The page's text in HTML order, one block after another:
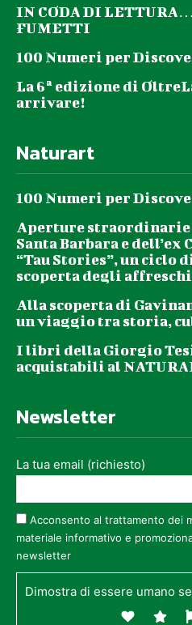
IN CODA DI
FUMETTI
100 Numeri per
La 6ª edizione di
arrivare!
Naturart
100 Numeri per
Aperture straordinarie
Santa Barbara e dell’ex
“Tau Stories”, un ciclo
scoperta degli
Alla scoperta di
un viaggio tra storia,
I libri della Giorgio
acquistabili al
Newsletter
La tua email (richiesto)
Acconsento al trattamento dei
materiale informativo e
newsletter
Dimostra di essere umano